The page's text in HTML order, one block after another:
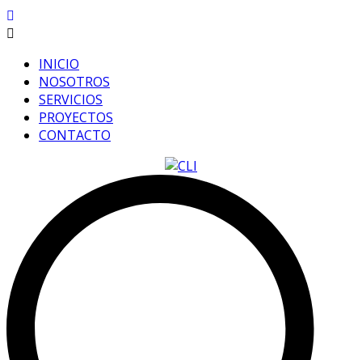
INICIO
NOSOTROS
SERVICIOS
PROYECTOS
CONTACTO